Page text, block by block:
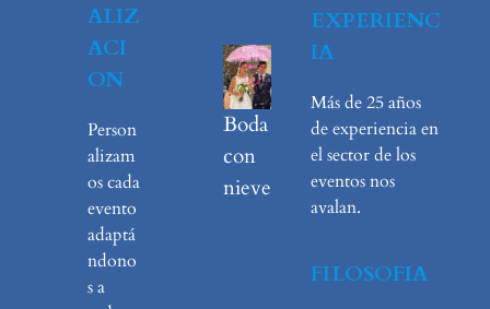
ALIZ
ACI
ON
Person
alizam
os cada
evento
adaptá
ndono
s a
Boda
con
nieve
EXPERIENC
IA
Más de 25 años
de experiencia en
el sector de los
eventos nos
avalan.
FILOSOFIA